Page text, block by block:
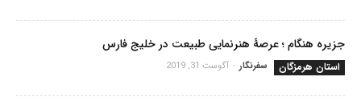
جزیره هنگام ؛ عرصۀ هنرنمایی طبیعت در خلیج فارس
استان هرمزگان سفرنگار - آگوست 31, 2019